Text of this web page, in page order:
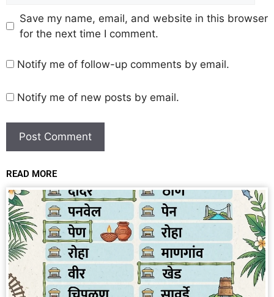
Save my name, email, and website in this browser
for the next time I comment.
Notify me of follow-up comments by email.
Notify me of new posts by email.
READ MORE